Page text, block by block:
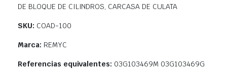
DE BLOQUE DE CILINDROS, CARCASA DE CULATA
SKU: COAD-100
Marca: REMYC
Referencias equivalentes: 03G103469M 03G103469G